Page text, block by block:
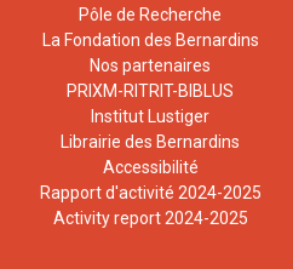
Pôle de Recherche
La Fondation des Bernardins
Nos partenaires
PRIXM-RITRIT-BIBLUS
Institut Lustiger
Librairie des Bernardins
Accessibilité
Rapport d'activité 2024-2025
Activity report 2024-2025